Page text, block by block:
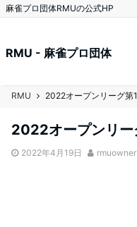
麻雀プロ団体RMUの公式HP
RMU - 麻雀プロ団体
RMU 2022オープンリーグ第
2022オープンリー
2022年4月19日 rmuowner